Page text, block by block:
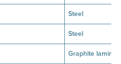
Steel
Steel
Graphite